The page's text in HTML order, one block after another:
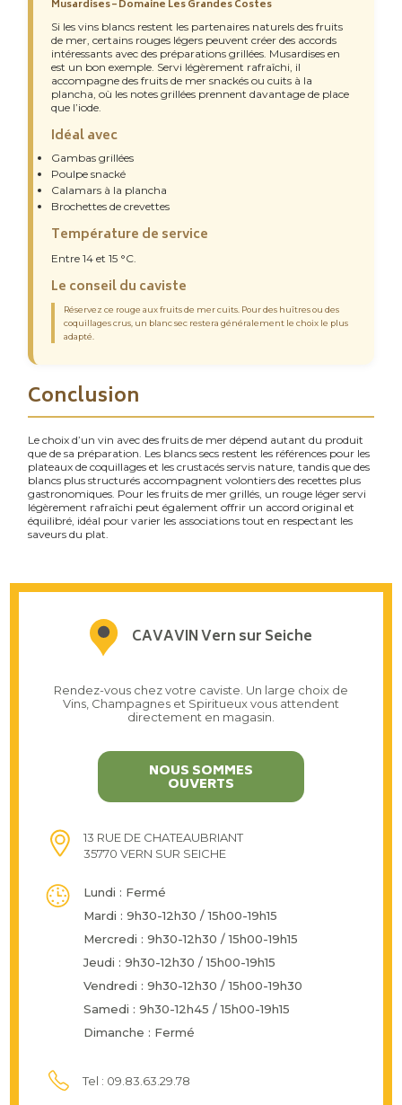
Musardises – Domaine Les Grandes Costes
Si les vins blancs restent les partenaires naturels des fruits
de mer, certains rouges légers peuvent créer des accords
intéressants avec des préparations grillées. Musardises en
est un bon exemple. Servi légèrement rafraîchi, il
accompagne des fruits de mer snackés ou cuits à la
plancha, où les notes grillées prennent davantage de place
que l’iode.
Idéal avec
Gambas grillées
Poulpe snacké
Calamars à la plancha
Brochettes de crevettes
Température de service
Entre 14 et 15 °C.
Le conseil du caviste
Réservez ce rouge aux fruits de mer cuits. Pour des huîtres ou des
coquillages crus, un blanc sec restera généralement le choix le plus
adapté.
Conclusion
Le choix d’un vin avec des fruits de mer dépend autant du produit
que de sa préparation. Les blancs secs restent les références pour les
plateaux de coquillages et les crustacés servis nature, tandis que des
blancs plus structurés accompagnent volontiers des recettes plus
gastronomiques. Pour les fruits de mer grillés, un rouge léger servi
légèrement rafraîchi peut également offrir un accord original et
équilibré, idéal pour varier les associations tout en respectant les
saveurs du plat.
CAVAVIN Vern sur Seiche
Rendez-vous chez votre caviste. Un large choix de
Vins, Champagnes et Spiritueux vous attendent
directement en magasin.
NOUS SOMMES
OUVERTS
13 RUE DE CHATEAUBRIANT
35770 VERN SUR SEICHE
Lundi : Fermé
Mardi : 9h30-12h30 / 15h00-19h15
Mercredi : 9h30-12h30 / 15h00-19h15
Jeudi : 9h30-12h30 / 15h00-19h15
Vendredi : 9h30-12h30 / 15h00-19h30
Samedi : 9h30-12h45 / 15h00-19h15
Dimanche : Fermé
Tel : 09.83.63.29.78